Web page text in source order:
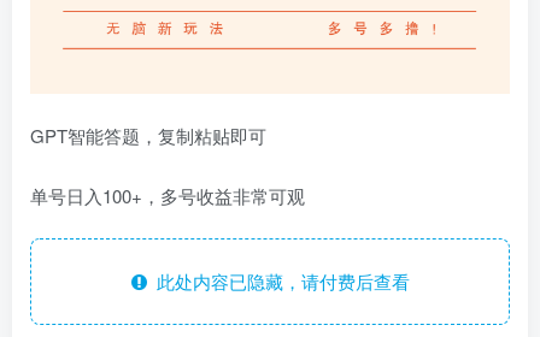
GPT智能答题，复制粘贴即可
单号日入100+，多号收益非常可观
此处内容已隐藏，请付费后查看